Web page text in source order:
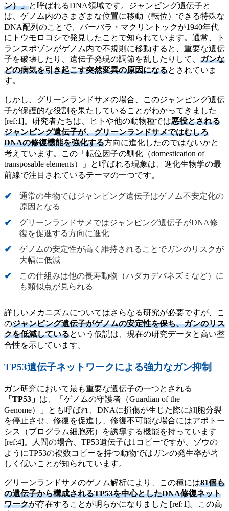
ン）」と呼ばれるDNA領域です。ジャンピング遺伝子と
は、ゲノム内のさまざまな位置に移動（転位）できる特殊な
DNA配列のことで、バーバラ・マクリントックが1940年代
にトウモロコシで発見したことで知られています。通常、ト
ランスポゾンがゲノム内で不規則に移動すると、重要な遺伝
子を破壊したり、遺伝子発現の調節を乱したりして、 ガンな
どの病気を引き起こす突然変異の原因になるとされていま
す。
しかし、グリーンランドサメの場合、このジャンピング遺伝
子が保護的な役割を果たしていることがわかってきました
[ref:1]。研究者たちは、ヒトや他の動物種では悪役とされる
ジャンピング遺伝子が、グリーンランドサメではむしろ
DNAの修復機能を強化する方向に進化したのではないかと
考えています。この「転位因子の馴化（domestication of
transposable elements）」と呼ばれる現象は、進化生物学の最
前線で注目されているテーマの一つです。
通常の生物ではジャンピング遺伝子はゲノム不安定化の
原因となる
グリーンランドサメではジャンピング遺伝子がDNA修
復を促進する方向に進化
ゲノムの安定性が高く維持されることでガンのリスクが
大幅に低減
この仕組みは他の長寿動物（ハダカデバネズミなど）に
も類似点が見られる
詳しいメカニズムについてはさらなる研究が必要ですが、こ
のジャンピング遺伝子がゲノムの安定性を保ち、ガンのリス
クを低減しているという仮説は、現在の研究データと高い整
合性を示しています。
TP53遺伝子ネットワークによる強力なガン抑制
ガン研究において最も重要な遺伝子の一つとされる
「TP53」 は、「ゲノムの守護者（Guardian of the
Genome）」とも呼ばれ、DNAに損傷が生じた際に細胞分裂
を停止させ、修復を促進し、修復不可能な場合にはアポトー
シス（プログラム細胞死）を誘導する機能を持っています
[ref:4]。人間の場合、TP53遺伝子は1コピーですが、ゾウの
ようにTP53の複数コピーを持つ動物ではガンの発生率が著
しく低いことが知られています。
グリーンランドサメのゲノム解析により、この種には81個も
の遺伝子から構成されるTP53を中心としたDNA修復ネット
ワークが存在することが明らかになりました [ref:1]。この高